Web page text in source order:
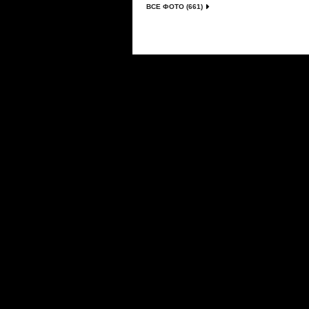
ВСЕ ФОТО (661)